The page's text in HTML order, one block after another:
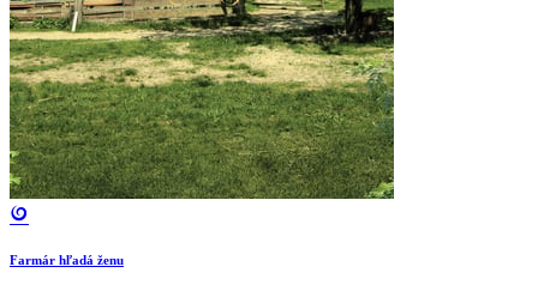
Farmár hľadá ženu